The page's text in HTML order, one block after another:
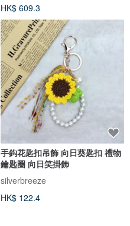
HK$ 609.3
手鈎花匙扣吊飾 向日葵匙扣 禮物
鑰匙圈 向日笑掛飾
silverbreeze
HK$ 122.4